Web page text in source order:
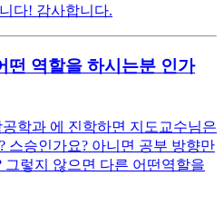
다! 감사합니다.
떤 역할을 하시는분 인가
학과 에 진학하면 지도교수님은
스승인가요? 아니면 공부 방향만
그렇지 않으면 다른 어떤역할을